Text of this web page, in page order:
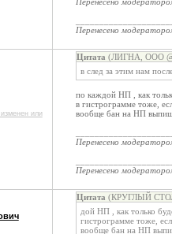
Перенесено
или
Цитата (ЛИГНА, ООО @
в след за этим нам
по каждой НП , как
в гистрограмме тоже,
вообще бан на НП
Перенесено
Перенесено
Цитата (КРУГЛЫЙ
дой НП , как только
гистрограмме тоже,
вообще бан на НП